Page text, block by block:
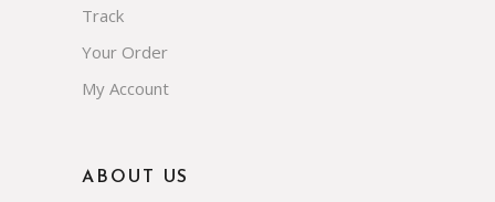
Track
Your Order
My Account
ABOUT US